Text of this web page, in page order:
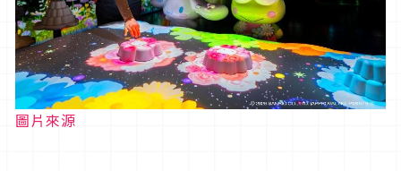
圖片來源